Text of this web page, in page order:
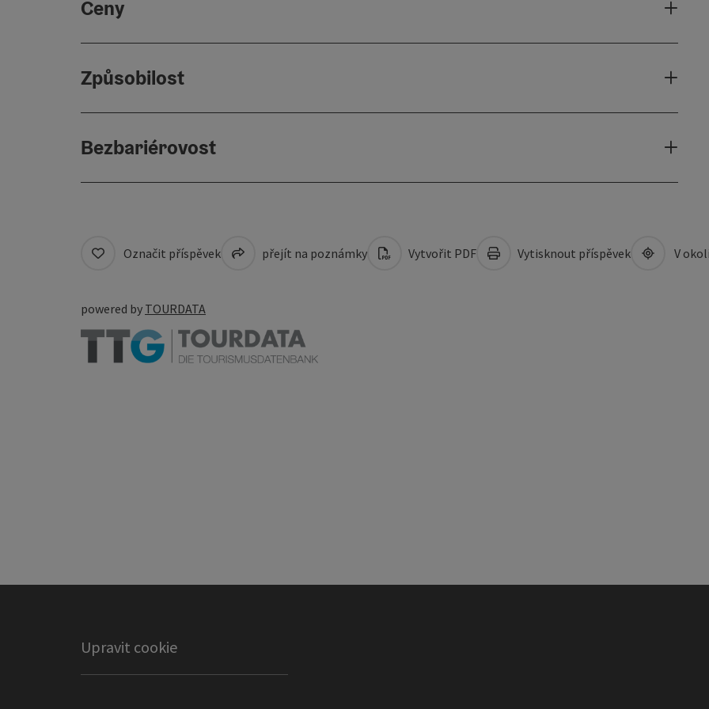
Ceny
Způsobilost
Bezbariérovost
Označit příspěvek přejít na poznámky Vytvořit PDF Vytisknout příspěvek V
powered by TOURDATA
Upravit cookie